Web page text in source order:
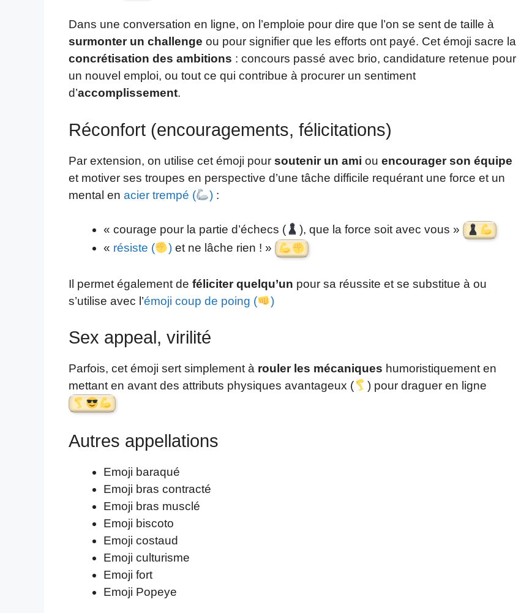
Dans une conversation en ligne, on l’emploie pour dire que l’on se sent de taille à
surmonter un challenge ou pour signifier que les efforts ont payé. Cet émoji sacre la
concrétisation des ambitions : concours passé avec brio, candidature retenue pour
un nouvel emploi, ou tout ce qui contribue à procurer un sentiment
d’accomplissement.
Réconfort (encouragements, félicitations)
Par extension, on utilise cet émoji pour soutenir un ami ou encourager son équipe
et motiver ses troupes en perspective d’une tâche difficile requérant une force et un
mental en acier trempé ( ):
« courage pour la partie d’échecs (
), que la force soit avec vous »
« résiste ( ) et ne lâche rien ! »
Il permet également de féliciter quelqu’un pour sa réussite et se substitue à ou
s’utilise avec l’émoji coup de poing ( )
Sex appeal, virilité
Parfois, cet émoji sert simplement à rouler les mécaniques humoristiquement en
mettant en avant des attributs physiques avantageux (
) pour draguer en ligne
Autres appellations
Emoji baraqué
Emoji bras contracté
Emoji bras musclé
Emoji biscoto
Emoji costaud
Emoji culturisme
Emoji fort
Emoji Popeye